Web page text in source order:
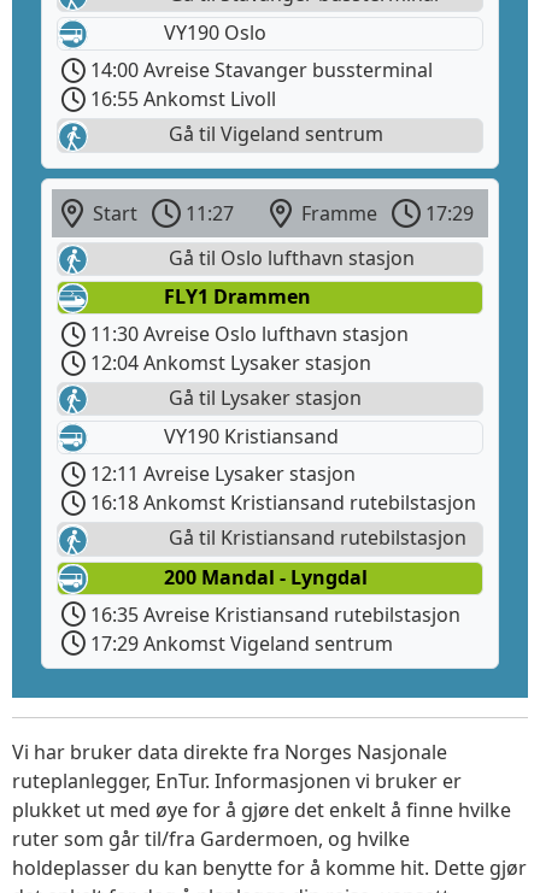
VY190 Oslo
14:00 Avreise Stavanger bussterminal
16:55 Ankomst Livoll
Gå til Vigeland sentrum
Start 11:27 Framme
17:29
Gå til Oslo lufthavn stasjon
FLY1 Drammen
11:30 Avreise Oslo lufthavn stasjon
12:04 Ankomst Lysaker stasjon
Gå til Lysaker stasjon
VY190 Kristiansand
12:11 Avreise Lysaker stasjon
16:18 Ankomst Kristiansand rutebilstasjon
Gå til Kristiansand rutebilstasjon
200 Mandal - Lyngdal
16:35 Avreise Kristiansand rutebilstasjon
17:29 Ankomst Vigeland sentrum
Vi har bruker data direkte fra Norges Nasjonale
ruteplanlegger, EnTur. Informasjonen vi bruker er
plukket ut med øye for å gjøre det enkelt å finne hvilke
ruter som går til/fra Gardermoen, og hvilke
holdeplasser du kan benytte for å komme hit. Dette gjør